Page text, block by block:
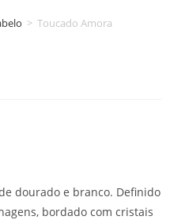
> Toucado Amora
dourado e branco. Definido
bordado com cristais